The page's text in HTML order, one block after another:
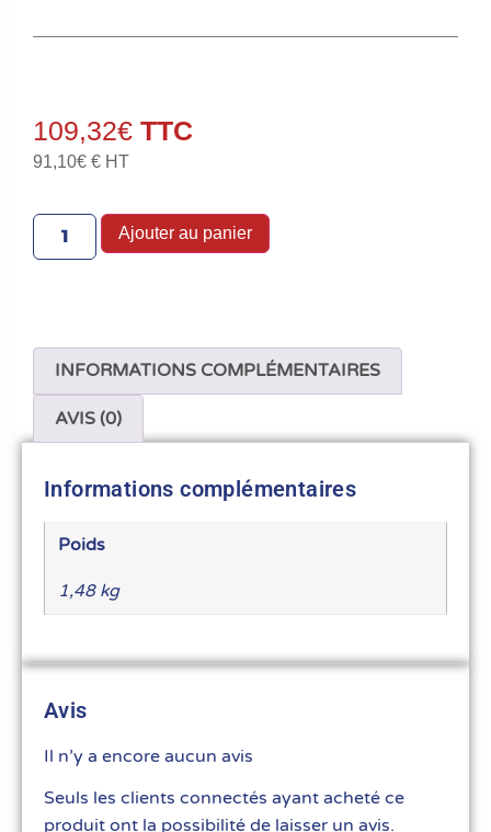
109,32€
91,10€ € HT
Ajouter au panier
INFORMATIONS COMPLÉMENTAIRES
AVIS (0)
Informations complémentaires
Poids
1,48 kg
Avis
Il n’y a encore aucun avis
Seuls les clients connectés ayant acheté ce
produit ont la possibilité de laisser un avis.